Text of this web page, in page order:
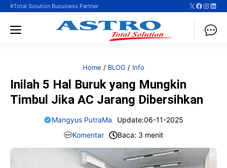
Langsung
#Total Solution Bussiness Partner X
Menu
Home / BLOG / Info
Inilah 5 Hal Buruk yang Mungkin
Timbul Jika AC Jarang Dibersihkan
Mangyus PutraMa Update:06-11-2025
Komentar
Baca: 3 menit